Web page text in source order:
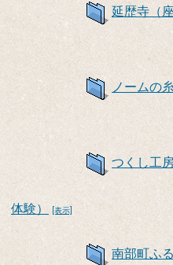
延歴寺（座
ノームの
つくし工
体験） [表示]
南部町ふ